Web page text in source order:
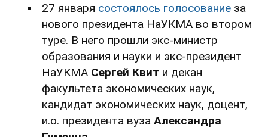
27 января состоялось голосование за
нового президента НаУКМА во втором
туре. В него прошли экс-министр
образования и науки и экс-президент
НаУКМА Сергей Квит и декан
факультета экономических наук,
кандидат экономических наук, доцент,
и.о. президента вуза Александра